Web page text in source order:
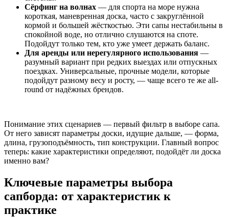
Сёрфинг на волнах — для спорта на море нужна
короткая, маневренная доска, часто с закруглённой
кормой и большей жёсткостью. Эти сапы нестабильны в
спокойной воде, но отлично слушаются на споте.
Подойдут только тем, кто уже умеет держать баланс.
Для аренды или нерегулярного использования —
разумный вариант при редких выездах или отпускных
поездках. Универсальные, прочные модели, которые
подойдут разному весу и росту, — чаще всего те же all-
round от надёжных брендов.
Понимание этих сценариев — первый фильтр в выборе сапа.
От него зависят параметры доски, идущие дальше, — форма,
длина, грузоподъёмность, тип конструкции. Главный вопрос
теперь: какие характеристики определяют, подойдёт ли доска
именно вам?
Ключевые параметры выбора
сапборда: от характеристик к
практике